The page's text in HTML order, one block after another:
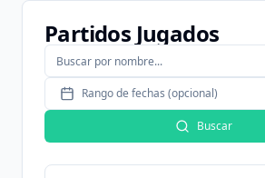
Partidos Jugados
Rango de fechas (opcional)
Buscar